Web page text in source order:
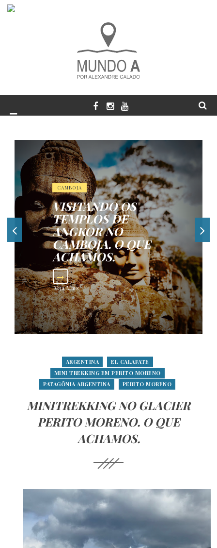
CAMBOJA
VISITANDO OS
TEMPLOS DE
ANGKOR NO
CAMBOJA. O QUE
ACHAMOS.
Veja Mais
ARGENTINA
EL CALAFATE
MINI TREKKING EM PERITO MORENO
PATAGÔNIA ARGENTINA
PERITO MORENO
MINITREKKING NO GLACIER
PERITO MORENO. O QUE
ACHAMOS.